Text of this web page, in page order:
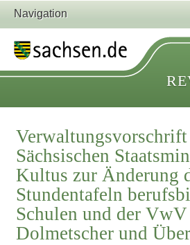
Navigation
Verwaltungsvorschrift
Sächsischen
Kultus zur Änderung
Stundentafeln
Schulen und der
Dolmetscher und